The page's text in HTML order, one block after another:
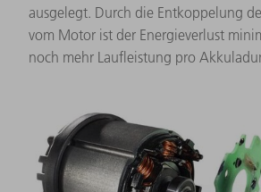
ausgelegt. Durch die Entkoppelung
vom Motor ist der Energieverlust
noch mehr Laufleistung pro